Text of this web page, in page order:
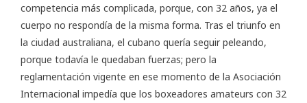
competencia más complicada, porque, con 32 años, ya el
cuerpo no respondía de la misma forma. Tras el triunfo en
la ciudad australiana, el cubano quería seguir peleando,
porque todavía le quedaban fuerzas; pero la
reglamentación vigente en ese momento de la Asociación
Internacional impedía que los boxeadores amateurs con 32